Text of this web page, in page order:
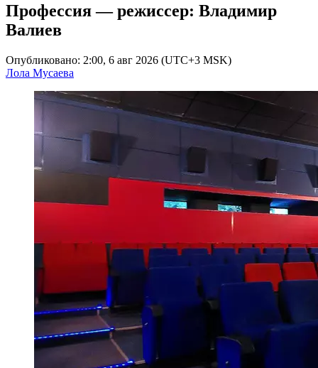
Профессия — режиссер: Владимир
Валиев
Опубликовано: 2:00, 6 авг 2026 (UTC+3 MSK)
Лола Мусаева